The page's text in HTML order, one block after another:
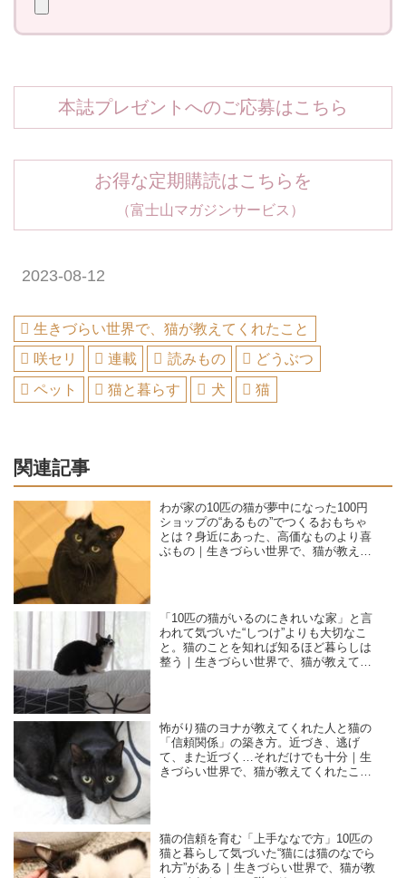
本誌プレゼントへのご応募はこちら
お得な定期購読はこちらを
（富士山マガジンサービス）
2023-08-12
生きづらい世界で、猫が教えてくれたこと
咲セリ
連載 読みもの
どうぶつ
ペット
猫と暮らす 犬 猫
関連記事
わが家の10匹の猫が夢中になった100円
ショップの“あるもの”でつくるおもちゃ
とは？身近にあった、高価なものより喜
ぶもの｜生きづらい世界で、猫が教えて
「10匹の猫がいるのにきれいな家」と言
われて気づいた“しつけ”よりも大切なこ
と。猫のことを知れば知るほど暮らしは
整う｜生きづらい世界で、猫が教えてく
怖がり猫のヨナが教えてくれた人と猫の
「信頼関係」の築き方。近づき、逃げ
て、また近づく…それだけでも十分｜生
きづらい世界で、猫が教えてくれたこと
猫の信頼を育む「上手ななで方」10匹の
猫と暮らして気づいた“猫には猫のなでら
れ方”がある｜生きづらい世界で、猫が教